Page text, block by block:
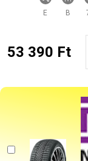
E B
53 390 Ft